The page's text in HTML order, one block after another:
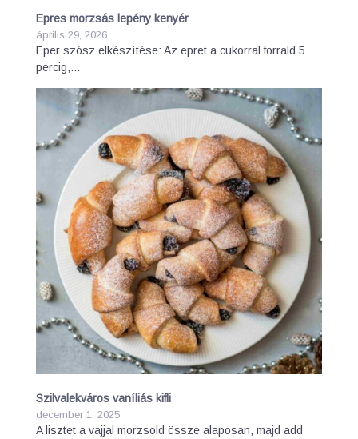
Epres morzsás lepény kenyér
április 29, 2026
Eper szósz elkészítése: Az epret a cukorral forrald 5
percig,…
Szilvalekváros vaníliás kifli
december 1, 2025
A lisztet a vajjal morzsold össze alaposan, majd add